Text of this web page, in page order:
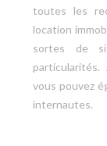
toutes les
location
sortes de
vous pouvez
internautes.